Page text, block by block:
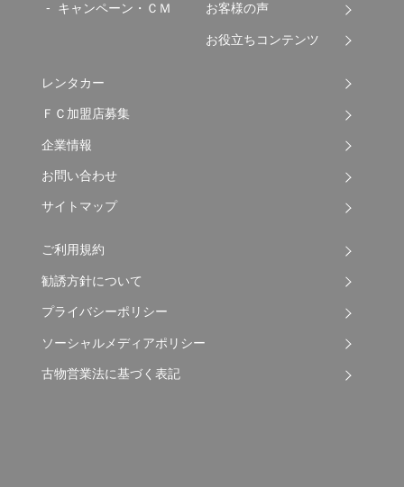
キャンペーン・ＣＭ お客様の声
お役立ちコンテンツ
レンタカー
ＦＣ加盟店募集
企業情報
お問い合わせ
サイトマップ
ご利用規約
勧誘方針について
プライバシーポリシー
ソーシャルメディアポリシー
古物営業法に基づく表記